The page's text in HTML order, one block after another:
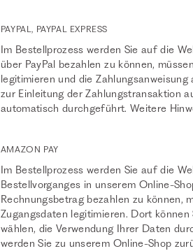
PAYPAL, PAYPAL EXPRESS
Im Bestellprozess werden Sie auf die
über PayPal bezahlen zu können,
legitimieren und die
zur Einleitung der Zahlungstransaktion
automatisch durchgeführt. Weitere
AMAZON PAY
Im Bestellprozess werden Sie auf die
Bestellvorganges in unserem Online-
Rechnungsbetrag bezahlen zu können,
Zugangsdaten legitimieren. Dort
wählen, die Verwendung Ihrer Daten
werden Sie zu unserem Online-Shop